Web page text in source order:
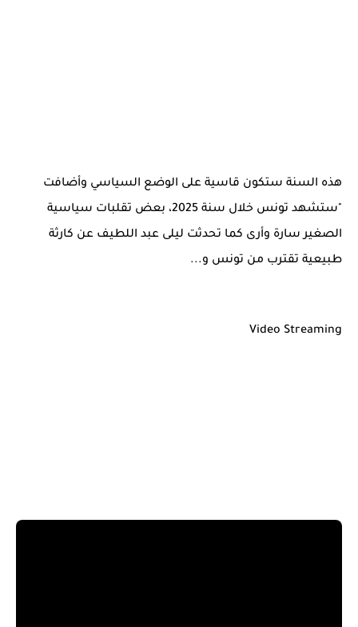
هذه السنة ستكون قاسية على الوضع السياسي وأضافت
"ستشهد تونس خلال سنة 2025، بعض تقلبات سياسية
الصغير سارة وأرى كما تحدثت ليلى عبد اللطيف عن كارثة
طبيعية تقترب من تونس و...
Video Streaming